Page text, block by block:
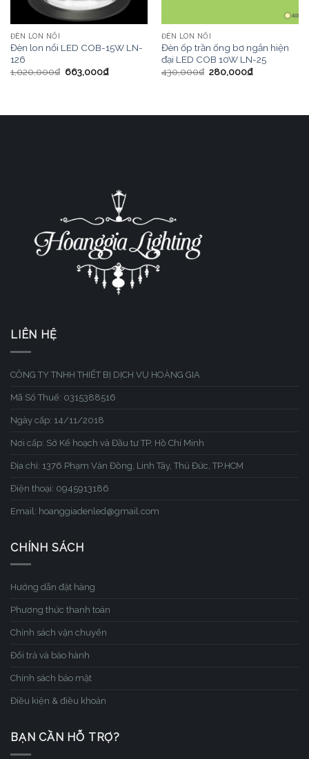
ĐÈN LON NỔI
Đèn lon nổi LED COB-15W LN-
126
1,020,000₫ 663,000₫
ĐÈN LON NỔI
Đèn ốp trần ống bơ ngắn hiện
đại LED COB 10W LN-25
430,000₫ 280,000₫
LIÊN HỆ
CÔNG TY TNHH THIẾT BỊ DỊCH VỤ HOÀNG GIA
Mã Số Thuế: 0315388516
Ngày cấp: 14/11/2018
Nơi cấp: Sở Kế hoạch và Đầu tư TP. Hồ Chí Minh
Địa chỉ: 1376 Phạm Văn Đồng, Linh Tây, Thủ Đức, TP.HCM
Điện thoại: 0945913186
Email: hoanggiadenled@gmail.com
CHÍNH SÁCH
Hướng dẫn đặt hàng
Phương thức thanh toán
Chính sách vận chuyển
Đổi trả và bảo hành
Chính sách bảo mật
Điều kiện & điều khoản
BẠN CẦN HỖ TRỢ?